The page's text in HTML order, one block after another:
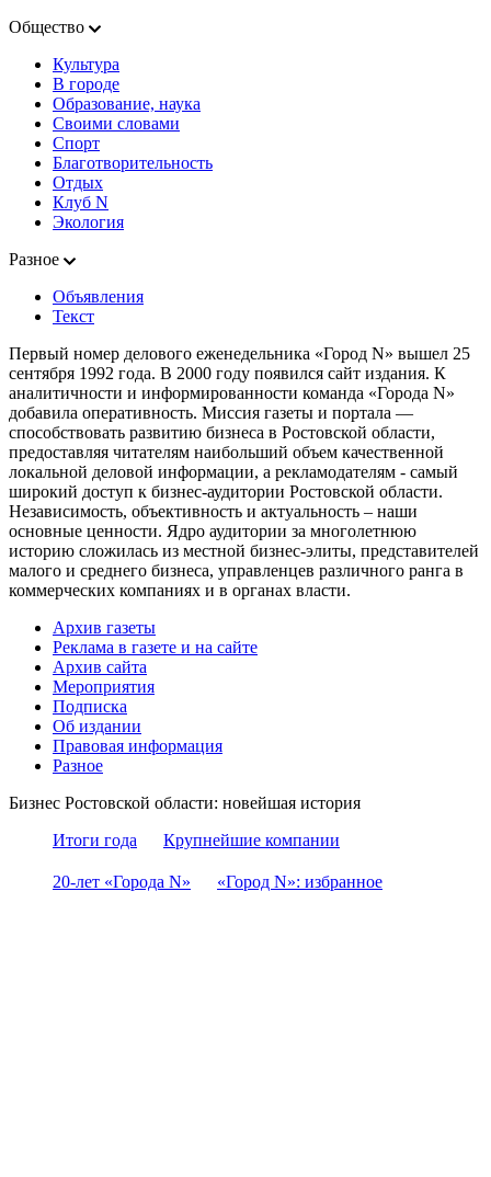
Общество
Культура
В городе
Образование, наука
Своими словами
Спорт
Благотворительность
Отдых
Клуб N
Экология
Разное
Объявления
Текст
Первый номер делового еженедельника «Город N» вышел 25
сентября 1992 года. В 2000 году появился сайт издания. К
аналитичности и информированности команда «Города N»
добавила оперативность. Миссия газеты и портала —
способствовать развитию бизнеса в Ростовской области,
предоставляя читателям наибольший объем качественной
локальной деловой информации, а рекламодателям - самый
широкий доступ к бизнес-аудитории Ростовской области.
Независимость, объективность и актуальность – наши
основные ценности. Ядро аудитории за многолетнюю
историю сложилась из местной бизнес-элиты, представителей
малого и среднего бизнеса, управленцев различного ранга в
коммерческих компаниях и в органах власти.
Архив газеты
Реклама в газете и на сайте
Архив сайта
Мероприятия
Подписка
Об издании
Правовая информация
Разное
Бизнес Ростовской области: новейшая история
Итоги года
Крупнейшие компании
20-лет «Города N» «Город N»: избранное